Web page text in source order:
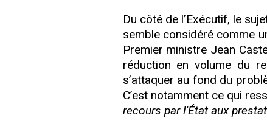
Du côté de l’Exécutif, le
semble considéré comme
Premier ministre Jean
réduction en volume du
s’attaquer au fond du
C’est notamment ce qui
recours par l'État aux